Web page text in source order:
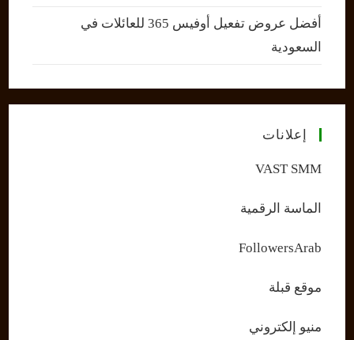
أفضل عروض تفعيل أوفيس 365 للعائلات في
السعودية
إعلانات
VAST SMM
الماسة الرقمية
FollowersArab
موقع قبلة
منيو إلكتروني